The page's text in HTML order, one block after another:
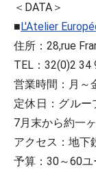
＜DATA＞
■ L'Atelier
住所：28,rue
TEL：32(0)2 34
営業時間：月
定休日：グル
7月末から約一
アクセス：地下
予算：30～60ユ